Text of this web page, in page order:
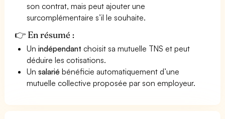
son contrat, mais peut ajouter une
surcomplémentaire s’il le souhaite.
👉 En résumé :
Unindépendant choisit sa mutuelle TNS et peut
déduire les cotisations.
Unsalarié bénéficie automatiquement d’une
mutuelle collective proposée par son employeur.